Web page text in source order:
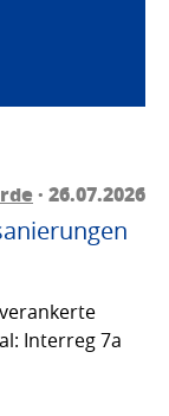
· 26.07.2026
Interreg 7a